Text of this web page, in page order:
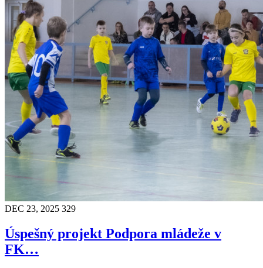
DEC 23, 2025 329
Úspešný projekt Podpora mládeže v
FK…